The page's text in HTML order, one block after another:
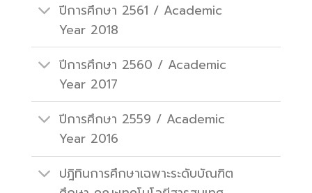
ปีการศึกษา 2561 / Academic
Year 2018
ปีการศึกษา 2560 / Academic
Year 2017
ปีการศึกษา 2559 / Academic
Year 2016
ปฎิทินการศึกษาเฉพาะระดับบัณฑิต